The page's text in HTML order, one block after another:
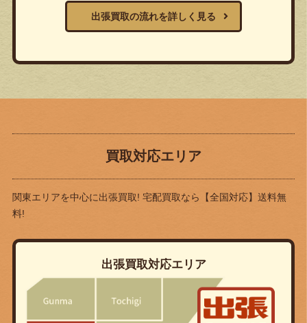
出張買取の流れを詳しく見る
買取対応エリア
関東エリアを中心に出張買取! 宅配買取なら
【全国対応】送料無
料!
出張買取対応エリア